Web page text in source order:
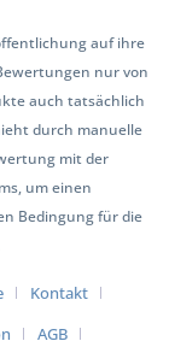
auf ihre
nur von
auch tatsächlich
durch manuelle
mit der
um einen
Bedingung für die
Kontakt
AGB